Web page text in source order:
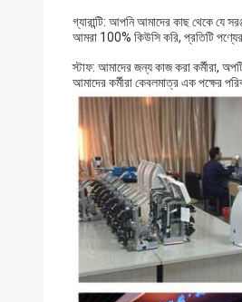
গ্যারান্টি: আপনি আমাদের কাছ থেকে যে
আমরা 100% কিউসি করি, প্রতিটি পণ্যের
স্টাফ: আমাদের জন্য কাজ করা কর্মীরা,
আমাদের কর্মীরা কেবলমাত্র এক পক্ষের